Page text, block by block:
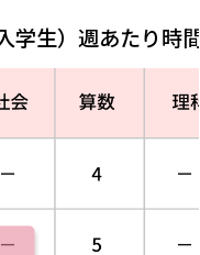
学生）週あたり時